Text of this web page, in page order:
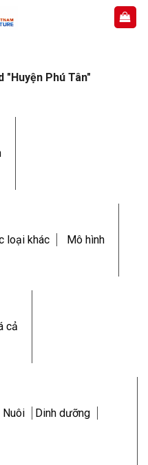
Phú Tân"
loại khác Mô hình
cả
Nuôi Dinh dưỡng